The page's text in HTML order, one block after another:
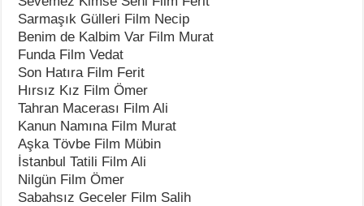
Sarmaşık Gülleri Film Necip
Benim de Kalbim Var Film Murat
Funda Film Vedat
Son Hatıra Film Ferit
Hırsız Kız Film Ömer
Tahran Macerası Film Ali
Kanun Namına Film Murat
Aşka Tövbe Film Mübin
İstanbul Tatili Film Ali
Nilgün Film Ömer
Sabahsız Geceler Film Salih